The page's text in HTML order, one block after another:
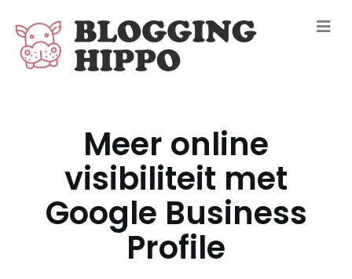
Meer online
visibiliteit met
Google Business
Profile